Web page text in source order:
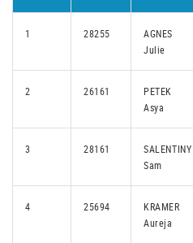
1 28255
AGNES
Julie
2 26161
PETEK
Asya
3 28161
SALENTINY
Sam
4 25694
KRAMER
Aureja